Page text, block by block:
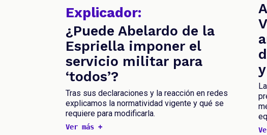
Explicador:
¿Puede Abelardo de la
Espriella imponer el
servicio militar para
‘todos’?
Tras sus declaraciones y la reacción en redes
explicamos la normatividad vigente y qué se
requiere para modificarla.
Ver más +